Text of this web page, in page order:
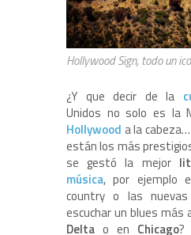
Hollywood Sign, todo un
¿Y que decir de la
Unidos no solo es la
Hollywood a la
están los más
se gestó la mejor
música, por ejemplo
country o las nuevas
escuchar un blues más
Delta o en Chicago?